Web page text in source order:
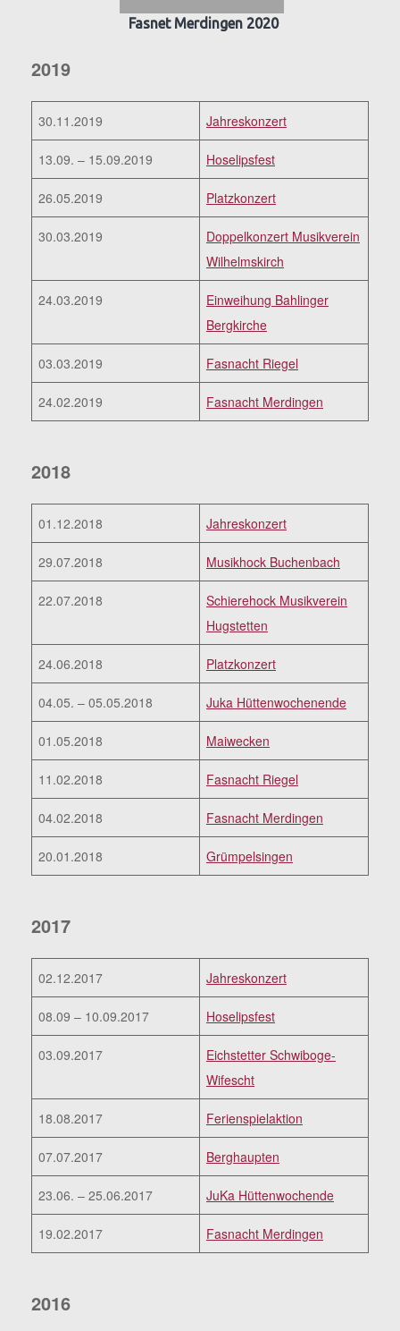
Fasnet Merdingen 2020
2019
30.11.2019 Jahreskonzert
13.09. – 15.09.2019 Hoselipsfest
26.05.2019 Platzkonzert
30.03.2019
Doppelkonzert Musikverein
Wilhelmskirch
24.03.2019
Einweihung Bahlinger
Bergkirche
03.03.2019 Fasnacht Riegel
24.02.2019 Fasnacht Merdingen
2018
01.12.2018 Jahreskonzert
29.07.2018 Musikhock Buchenbach
22.07.2018
Schierehock Musikverein
Hugstetten
24.06.2018 Platzkonzert
04.05. – 05.05.2018 Juka Hüttenwochenende
01.05.2018 Maiwecken
11.02.2018 Fasnacht Riegel
04.02.2018 Fasnacht Merdingen
20.01.2018 Grümpelsingen
2017
02.12.2017 Jahreskonzert
08.09 – 10.09.2017 Hoselipsfest
03.09.2017
Eichstetter Schwiboge-
Wifescht
18.08.2017 Ferienspielaktion
07.07.2017 Berghaupten
23.06. – 25.06.2017 JuKa Hüttenwochende
19.02.2017 Fasnacht Merdingen
2016